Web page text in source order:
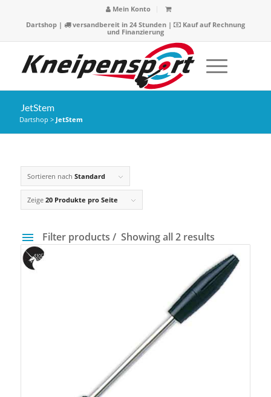
Mein Konto
Dartshop| versandbereit in 24 Stunden |
Kauf auf Rechnung
und Finanzierung
JetStem
Dartshop > JetStem
Sortieren nach Standard
Zeige 20 Produkte pro Seite
Filter products Showing all 2 results
Preis
3 € 4 €
4